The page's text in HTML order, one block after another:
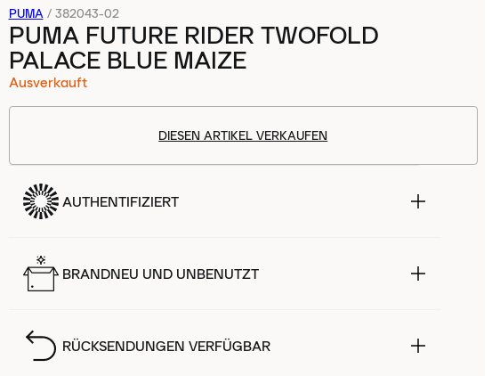
PUMA / 382043-02
PUMA FUTURE RIDER TWOFOLD
PALACE BLUE MAIZE
Ausverkauft
DIESEN ARTIKEL VERKAUFEN
AUTHENTIFIZIERT
BRANDNEU UND UNBENUTZT
RÜCKSENDUNGEN VERFÜGBAR